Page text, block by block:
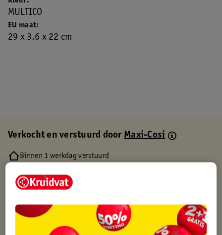
EU maat
29 x 3.6 x 22 cm
MULTICO
Verkocht en verstuurd doorMaxi-Cosi
Binnen 1 werkdag verstuurd
Gratis retourneren via verkooppartner.
Gratis punten met je Kruidvat kaart